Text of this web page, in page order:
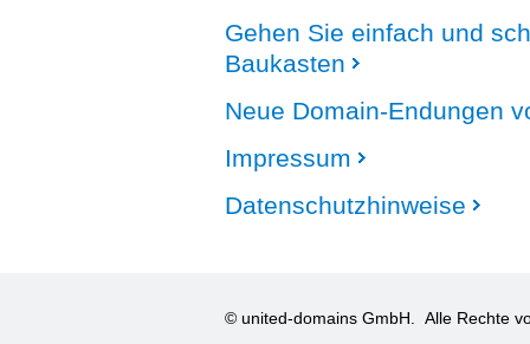
Gehen Sie einfach und
Baukasten
Neue Domain-Endungen
Impressum
Datenschutzhinweise
© united-domains GmbH. Alle Rechte